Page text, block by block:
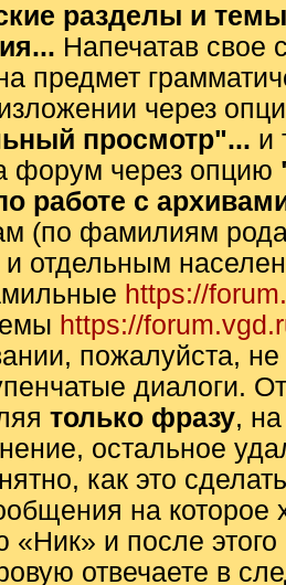
разделы и
Напечатав свое
предмет
через
просмотр"... и
форум через опцию
работе с
(по фамилиям
и отдельным
https://
https://
пожалуйста, не
диалоги.
только фразу,
остальное
как это
на которое
и после этого
отвечаете в